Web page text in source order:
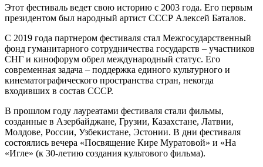
Этот фестиваль ведет свою историю с 2003 года. Его первым
президентом был народный артист СССР Алексей Баталов.
С 2019 года партнером фестиваля стал Межгосударственный
фонд гуманитарного сотрудничества государств – участников
СНГ и кинофорум обрел международный статус. Его
современная задача – поддержка единого культурного и
кинематографического пространства стран, некогда
входивших в состав СССР.
В прошлом году лауреатами фестиваля стали фильмы,
созданные в Азербайджане, Грузии, Казахстане, Латвии,
Молдове, России, Узбекистане, Эстонии. В дни фестиваля
состоялись вечера «Посвящение Кире Муратовой» и «На
«Игле» (к 30-летию создания культового фильма).